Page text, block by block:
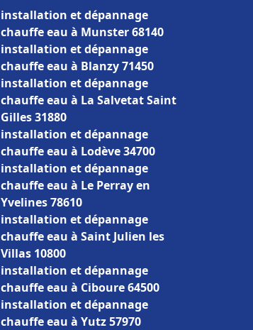
installation et dépannage
chauffe eau à Munster 68140
installation et dépannage
chauffe eau à Blanzy 71450
installation et dépannage
chauffe eau à La Salvetat Saint
Gilles 31880
installation et dépannage
chauffe eau à Lodève 34700
installation et dépannage
chauffe eau à Le Perray en
Yvelines 78610
installation et dépannage
chauffe eau à Saint Julien les
Villas 10800
installation et dépannage
chauffe eau à Ciboure 64500
installation et dépannage
chauffe eau à Yutz 57970